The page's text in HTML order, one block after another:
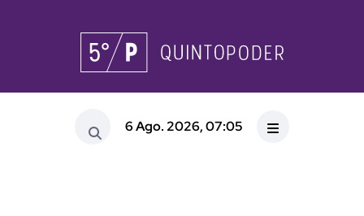
6 Ago. 2026, 07:05